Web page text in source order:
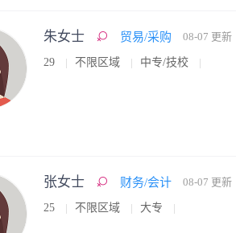
朱女士 贸易/采购 08-07 更新
29 不限区域 中专/技校
张女士 财务/会计 08-07 更新
25 不限区域 大专